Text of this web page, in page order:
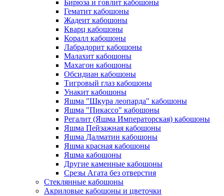
Бирюза и говлит кабошоны
Гематит кабошоны
Жадеит кабошоны
Кварц кабошоны
Коралл кабошоны
Лабрадорит кабошоны
Малахит кабошоны
Махагон кабошоны
Обсидиан кабошоны
Тигровый глаз кабошоны
Унакит кабошоны
Яшма "Шкура леопарда" кабошоны
Яшма "Пикассо" кабошоны
Регалит (Яшма Императорская) кабошоны
Яшма Пейзажная кабошоны
Яшма Далматин кабошоны
Яшма красная кабошоны
Яшма кабошоны
Другие каменные кабошоны
Срезы Агата без отверстия
Стеклянные кабошоны
Акриловые кабошоны и цветочки